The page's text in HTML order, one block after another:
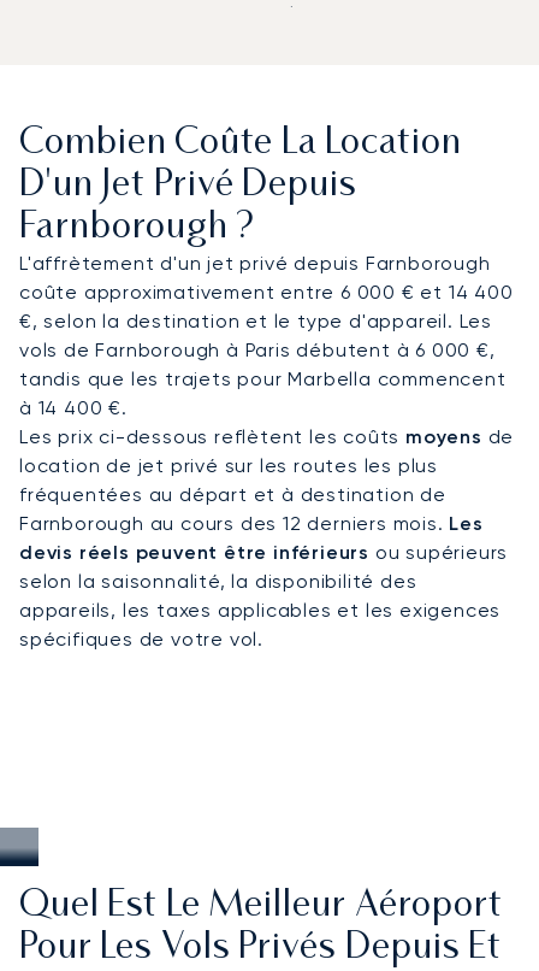
de Farnborough et au Royal Aircraft
Combien Coûte La Location
D'un Jet Privé Depuis
Farnborough ?
L'affrètement d'un jet privé depuis Farnborough
coûte approximativement entre 6 000 € et 14 400
€, selon la destination et le type d'appareil. Les
vols de Farnborough à Paris débutent à 6 000 €,
tandis que les trajets pour Marbella commencent
à 14 400 €.
Les prix ci-dessous reflètent les coûts moyens de
location de jet privé sur les routes les plus
fréquentées au départ et à destination de
Farnborough au cours des 12 derniers mois. Les
devis réels peuvent être inférieurs ou supérieurs
selon la saisonnalité, la disponibilité des
appareils, les taxes applicables et les exigences
spécifiques de votre vol.
Quel Est Le Meilleur Aéroport
Pour Les Vols Privés Depuis Et